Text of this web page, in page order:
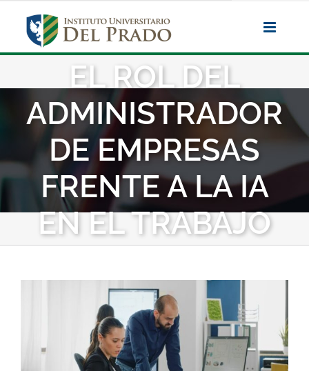
contenido
EL ROL DEL
ADMINISTRADOR
DE EMPRESAS
FRENTE A LA IA
EN EL TRABAJO